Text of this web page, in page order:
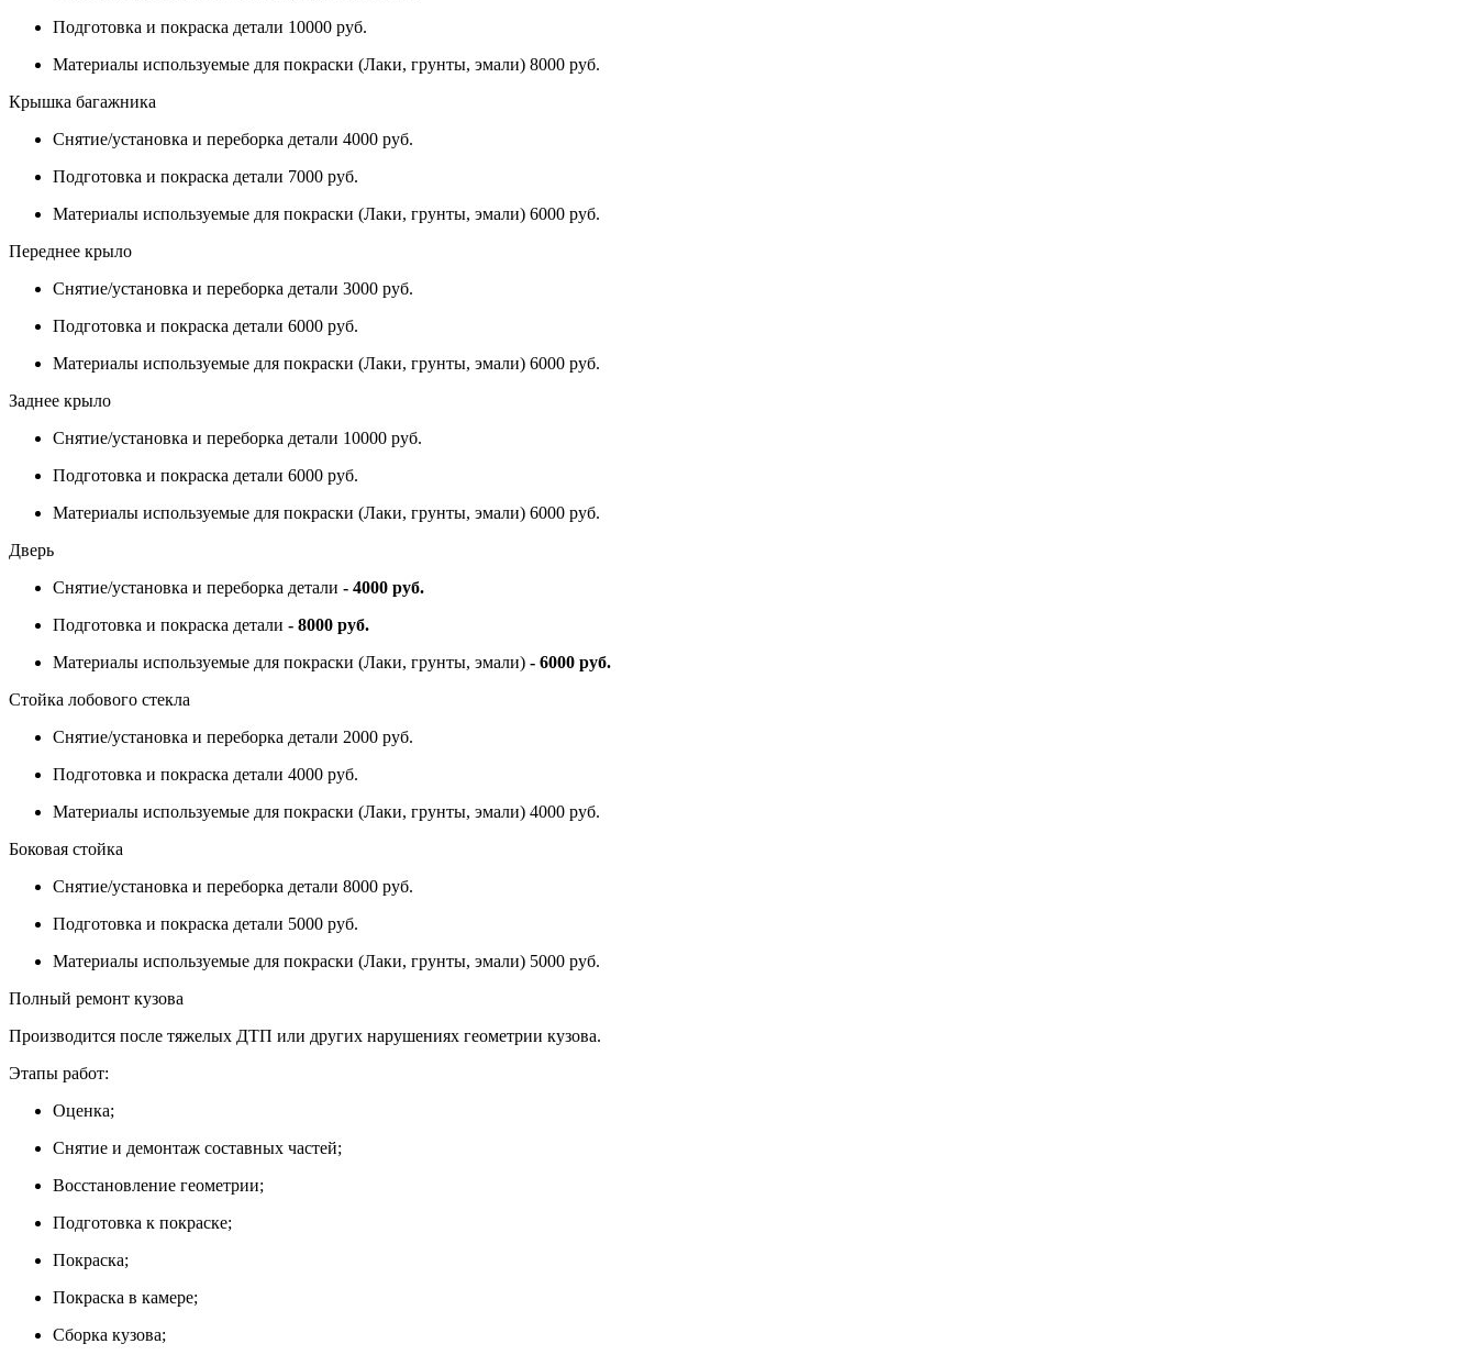
Подготовка и покраска детали 10000 руб.
Материалы используемые для покраски (Лаки, грунты, эмали) 8000 руб.
Крышка багажника
Снятие/установка и переборка детали 4000 руб.
Подготовка и покраска детали 7000 руб.
Материалы используемые для покраски (Лаки, грунты, эмали) 6000 руб.
Переднее крыло
Снятие/установка и переборка детали 3000 руб.
Подготовка и покраска детали 6000 руб.
Материалы используемые для покраски (Лаки, грунты, эмали) 6000 руб.
Заднее крыло
Снятие/установка и переборка детали 10000 руб.
Подготовка и покраска детали 6000 руб.
Материалы используемые для покраски (Лаки, грунты, эмали) 6000 руб.
Дверь
Снятие/установка и переборка детали - 4000 руб.
Подготовка и покраска детали - 8000 руб.
Материалы используемые для покраски (Лаки, грунты, эмали) - 6000 руб.
Стойка лобового стекла
Снятие/установка и переборка детали 2000 руб.
Подготовка и покраска детали 4000 руб.
Материалы используемые для покраски (Лаки, грунты, эмали) 4000 руб.
Боковая стойка
Снятие/установка и переборка детали 8000 руб.
Подготовка и покраска детали 5000 руб.
Материалы используемые для покраски (Лаки, грунты, эмали) 5000 руб.
Полный ремонт кузова
Производится после тяжелых ДТП или других нарушениях геометрии кузова.
Этапы работ:
Оценка;
Снятие и демонтаж составных частей;
Восстановление геометрии;
Подготовка к покраске;
Покраска;
Покраска в камере;
Сборка кузова;